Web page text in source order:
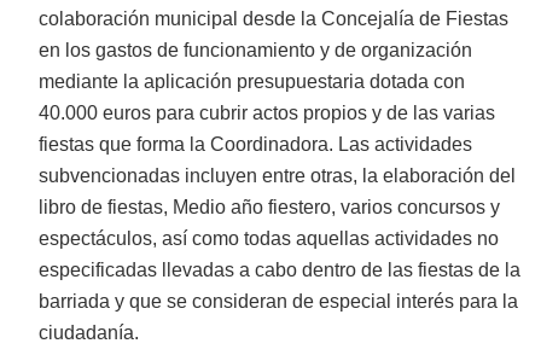
colaboración municipal desde la Concejalía de Fiestas
en los gastos de funcionamiento y de organización
mediante la aplicación presupuestaria dotada con
40.000 euros para cubrir actos propios y de las varias
fiestas que forma la Coordinadora. Las actividades
subvencionadas incluyen entre otras, la elaboración del
libro de fiestas, Medio año fiestero, varios concursos y
espectáculos, así como todas aquellas actividades no
especificadas llevadas a cabo dentro de las fiestas de la
barriada y que se consideran de especial interés para la
ciudadanía.